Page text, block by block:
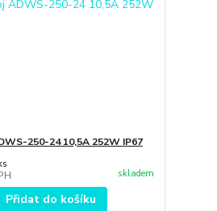
250-24 10,5A 252W IP67
skladem
Přidat do košíku